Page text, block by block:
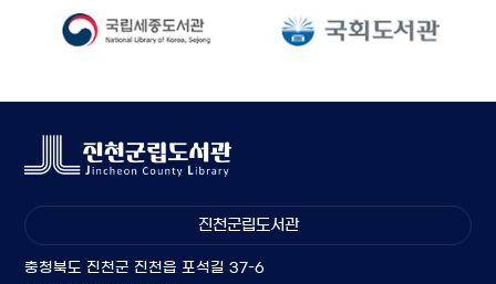
진천군립도서관
충청북도 진천군 진천읍 포석길 37-6